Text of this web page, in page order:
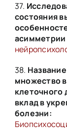
37.
состояния
асимметрии
38.
множество
клеточного
вклад в
болезни: